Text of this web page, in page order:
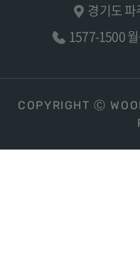
경기도
1577-1500
COPYRIGHT Ⓒ